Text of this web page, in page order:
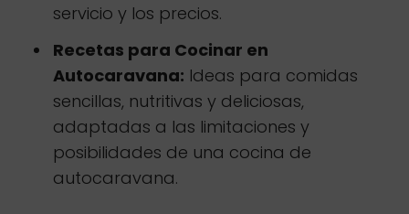
servicio y los precios.
Recetas para Cocinar en
Autocaravana: Ideas para comidas
sencillas, nutritivas y deliciosas,
adaptadas a las limitaciones y
posibilidades de una cocina de
autocaravana.